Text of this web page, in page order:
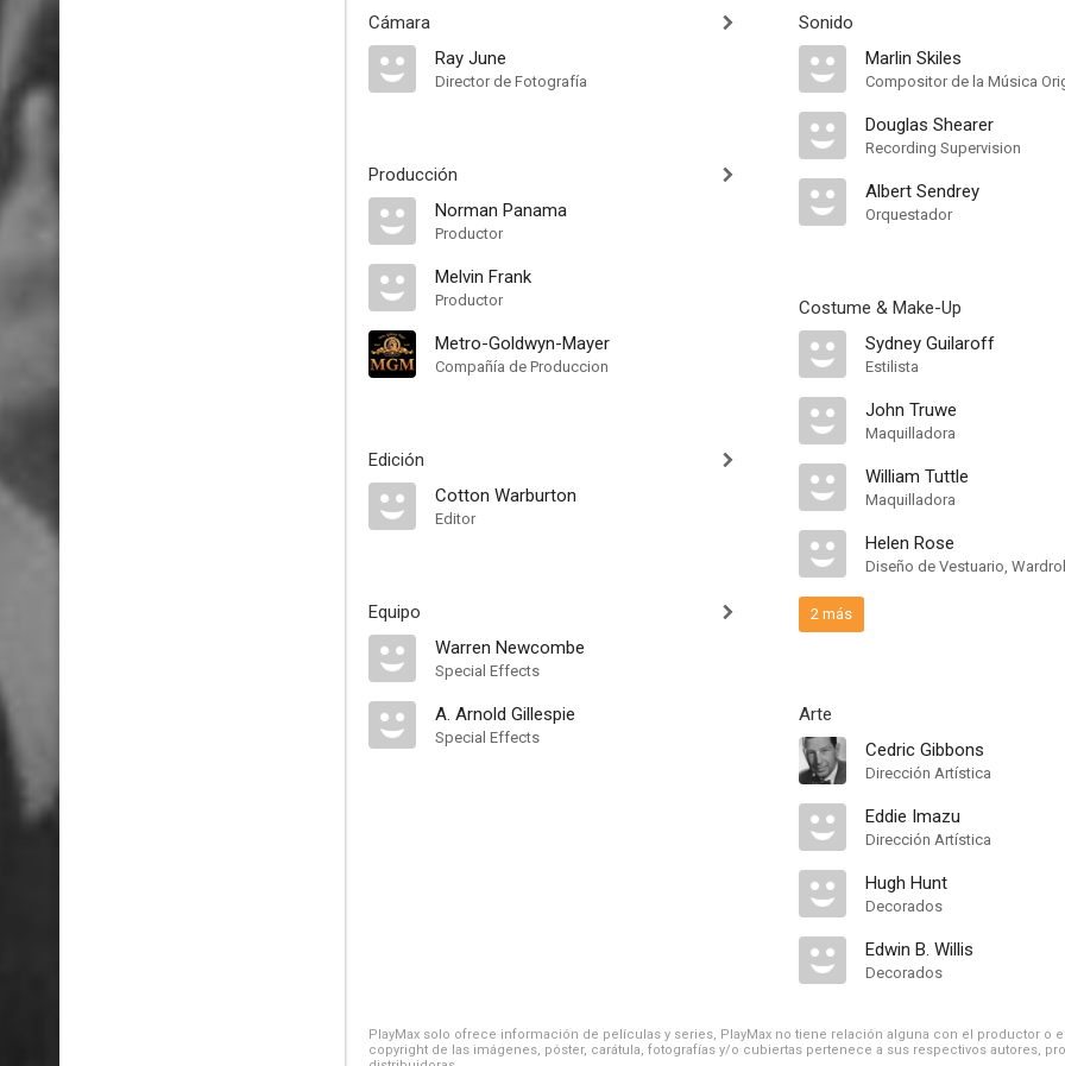
Cámara
Ray June
Director de Fotografía
Producción
Norman Panama
Productor
Melvin Frank
Productor
Metro-Goldwyn-Mayer
Compañía de Produccion
Edición
Cotton Warburton
Editor
Equipo
Warren Newcombe
Special Effects
A. Arnold Gillespie
Special Effects
Sonido
Marlin Skiles
Compositor de la Música
Douglas Shearer
Recording Supervision
Albert Sendrey
Orquestador
Costume & Make-Up
Sydney Guilaroff
Estilista
John Truwe
Maquilladora
William Tuttle
Maquilladora
Helen Rose
Diseño de Vestuario,
2 más
Arte
Cedric Gibbons
Dirección Artística
Eddie Imazu
Dirección Artística
Hugh Hunt
Decorados
Edwin B. Willis
Decorados
PlayMax solo ofrece información de películas y series, PlayMax no tiene relación alguna con el productor o
copyright de las imágenes, póster, carátula, fotografías y/o cubiertas pertenece a sus respectivos autores,